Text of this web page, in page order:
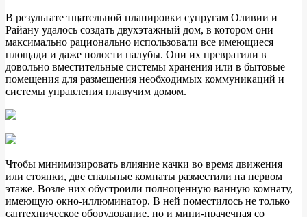
В результате тщательной планировки супругам Оливии и
Райану удалось создать двухэтажный дом, в котором они
максимально рационально использовали все имеющиеся
площади и даже полости палубы. Они их превратили в
довольно вместительные системы хранения или в бытовые
помещения для размещения необходимых коммуникаций и
системы управления плавучим домом.
Чтобы минимизировать влияние качки во время движения
или стоянки, две спальные комнаты разместили на первом
этаже. Возле них обустроили полноценную ванную комнату,
имеющую окно-иллюминатор. В ней поместилось не только
сантехническое оборудование, но и мини-прачечная со